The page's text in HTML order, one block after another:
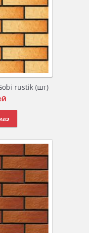
rustik (шт)